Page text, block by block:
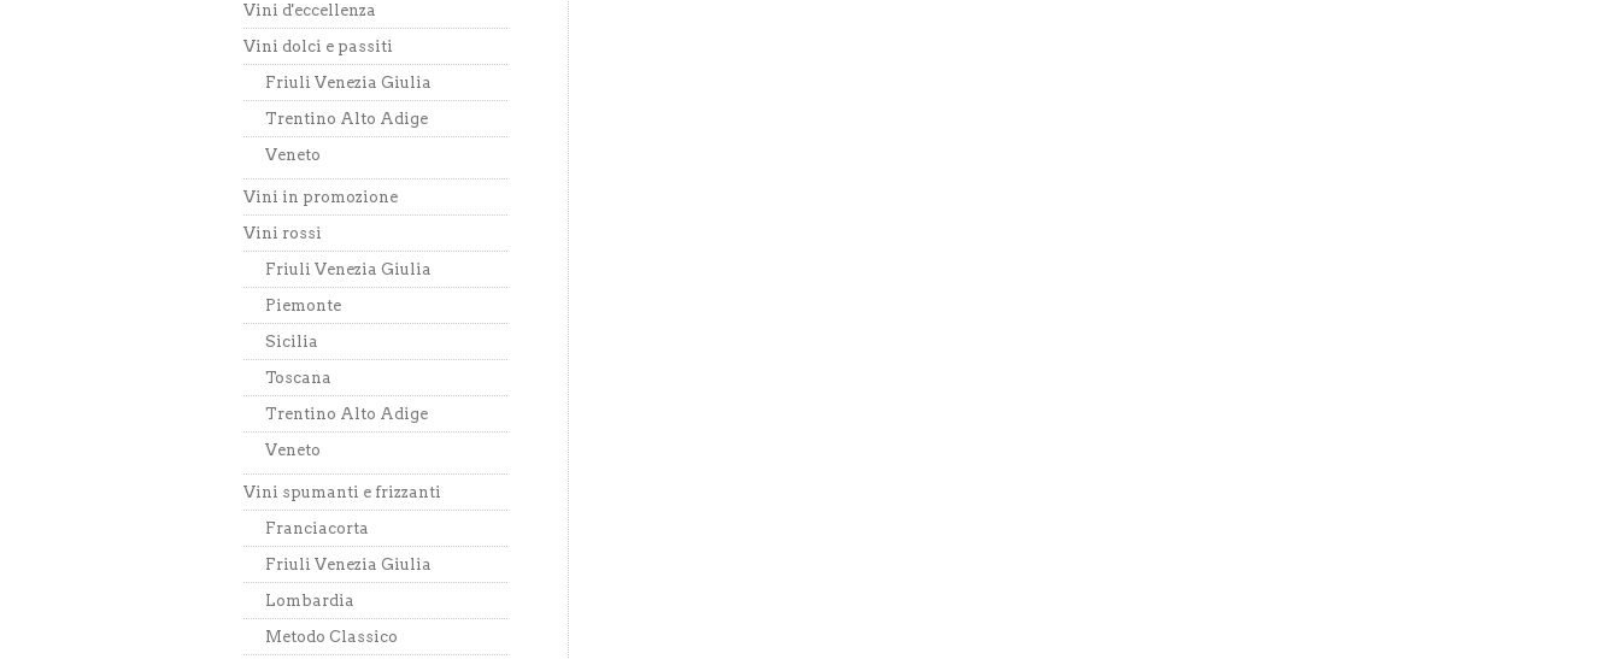
Vini d'eccellenza
Vini dolci e passiti
Friuli Venezia Giulia
Trentino Alto Adige
Veneto
Vini in promozione
Vini rossi
Friuli Venezia Giulia
Piemonte
Sicilia
Toscana
Trentino Alto Adige
Veneto
Vini spumanti e frizzanti
Franciacorta
Friuli Venezia Giulia
Lombardia
Metodo Classico